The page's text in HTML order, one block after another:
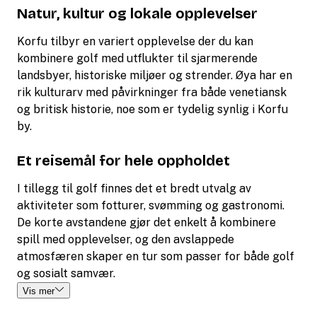
Natur, kultur og lokale opplevelser
Korfu tilbyr en variert opplevelse der du kan
kombinere golf med utflukter til sjarmerende
landsbyer, historiske miljøer og strender. Øya har en
rik kulturarv med påvirkninger fra både venetiansk
og britisk historie, noe som er tydelig synlig i Korfu
by.
Et reisemål for hele oppholdet
I tillegg til golf finnes det et bredt utvalg av
aktiviteter som fotturer, svømming og gastronomi.
De korte avstandene gjør det enkelt å kombinere
spill med opplevelser, og den avslappede
atmosfæren skaper en tur som passer for både golf
og sosialt samvær.
Vis mer